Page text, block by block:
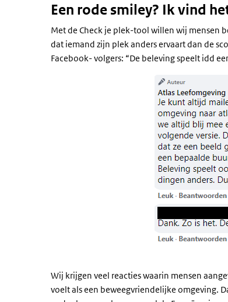
Een rode smiley? Ik vind
Met de Check je plek-tool willen wij mensen
dat iemand zijn plek anders ervaart dan de
Facebook- volgers: “De beleving speelt idd
Wij krijgen veel reacties waarin mensen
voelt als een beweegvriendelijke omgeving.